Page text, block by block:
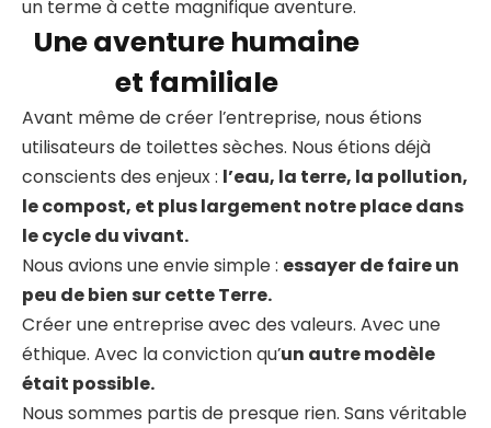
un terme à cette magnifique aventure.
Une aventure humaine
et familiale
Avant même de créer l’entreprise, nous étions
utilisateurs de toilettes sèches. Nous étions déjà
conscients des enjeux : l’eau, la terre, la pollution,
le compost, et plus largement notre place dans
le cycle du vivant.
Nous avions une envie simple : essayer de faire un
peu de bien sur cette Terre.
Créer une entreprise avec des valeurs. Avec une
éthique. Avec la conviction qu’un autre modèle
était possible.
Nous sommes partis de presque rien. Sans véritable